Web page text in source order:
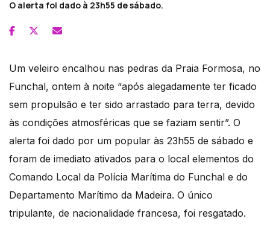
O alerta foi dado à 23h55 de sábado.
Um veleiro encalhou nas pedras da Praia Formosa, no
Funchal, ontem à noite “após alegadamente ter ficado
sem propulsão e ter sido arrastado para terra, devido
às condições atmosféricas que se faziam sentir”. O
alerta foi dado por um popular às 23h55 de sábado e
foram de imediato ativados para o local elementos do
Comando Local da Polícia Marítima do Funchal e do
Departamento Marítimo da Madeira. O único
tripulante, de nacionalidade francesa, foi resgatado.